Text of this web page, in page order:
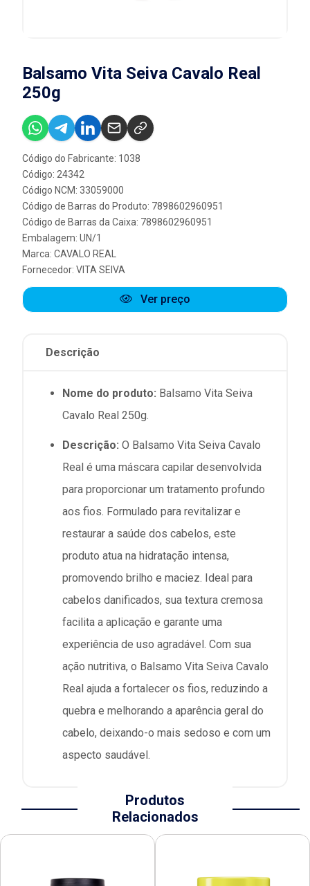
Balsamo Vita Seiva Cavalo Real
250g
Código do Fabricante: 1038
Código: 24342
Código NCM: 33059000
Código de Barras do Produto: 7898602960951
Código de Barras da Caixa: 7898602960951
Embalagem: UN/1
Marca: CAVALO REAL
Fornecedor: VITA SEIVA
Ver preço
Descrição
Nome do produto: Balsamo Vita Seiva
Cavalo Real 250g.
Descrição: O Balsamo Vita Seiva Cavalo
Real é uma máscara capilar desenvolvida
para proporcionar um tratamento profundo
aos fios. Formulado para revitalizar e
restaurar a saúde dos cabelos, este
produto atua na hidratação intensa,
promovendo brilho e maciez. Ideal para
cabelos danificados, sua textura cremosa
facilita a aplicação e garante uma
experiência de uso agradável. Com sua
ação nutritiva, o Balsamo Vita Seiva Cavalo
Real ajuda a fortalecer os fios, reduzindo a
quebra e melhorando a aparência geral do
cabelo, deixando-o mais sedoso e com um
aspecto saudável.
Produtos
Relacionados